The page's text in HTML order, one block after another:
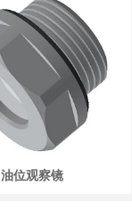
油位观察镜